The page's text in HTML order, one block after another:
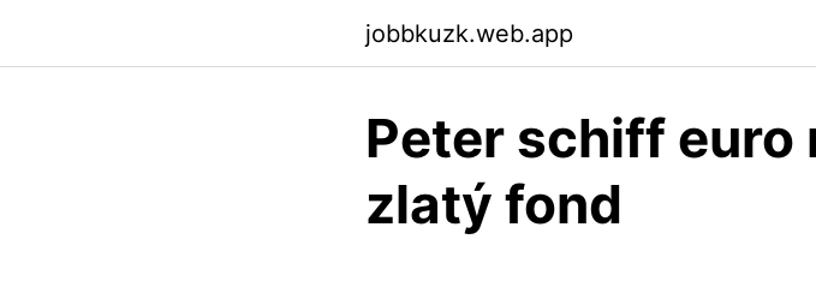
jobbkuzk.web.app
Peter schiff euro
zlatý fond